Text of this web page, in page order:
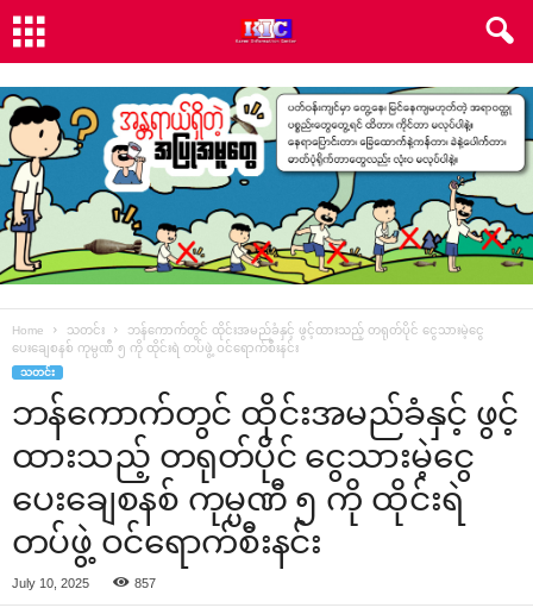
Home သတင်း
ဘန်ကောက်တွင် ထိုင်းအမည်ခံနှင့် ဖွင့်ထားသည့် တရုတ်ပိုင် ငွေသားမဲ့ငွေ
ပေးချေစနစ် ကုမ္ပဏီ ၅ ကို ထိုင်းရဲ တပ်ဖွဲ့ ဝင်ရောက်စီးနင်း
သတင်း
ဘန်ကောက်တွင် ထိုင်းအမည်ခံနှင့် ဖွင့်
ထားသည့် တရုတ်ပိုင် ငွေသားမဲ့ငွေ
ပေးချေစနစ် ကုမ္ပဏီ ၅ ကို ထိုင်းရဲ
တပ်ဖွဲ့ ဝင်ရောက်စီးနင်း
July 10, 2025 857